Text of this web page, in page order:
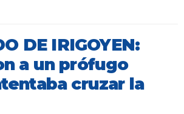
DE IRIGOYEN:
a un prófugo
cruzar la